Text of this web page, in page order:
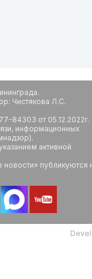
Чистякова Л.С.
84303 от
информационных
активной
публикуются